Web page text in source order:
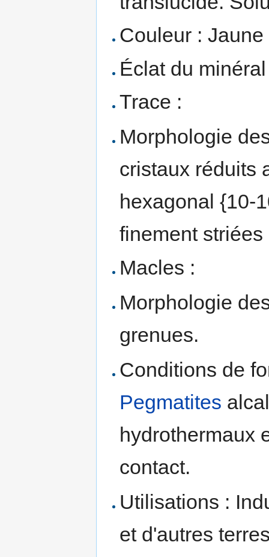
Couleur :
Éclat du
Trace :
Morphologie
cristaux réduits
hexagonal {10-
finement
Macles :
Morphologie
grenues.
Conditions de
Pegmatites
hydrothermaux
contact.
Utilisations :
et d'autres